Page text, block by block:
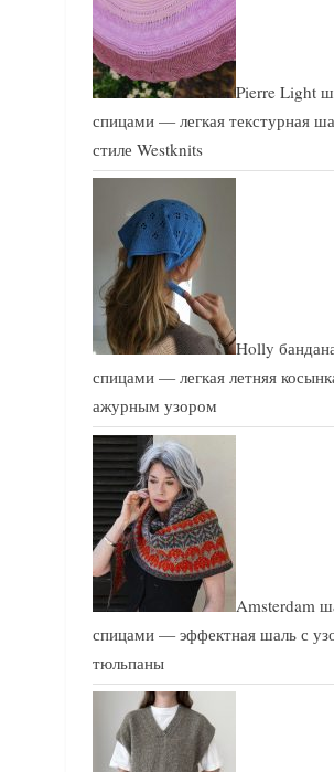
Pierre Light
спицами — легкая текстурная
стиле Westknits
Holly
спицами — легкая летняя
ажурным узором
Amsterdam
спицами — эффектная шаль с
тюльпаны